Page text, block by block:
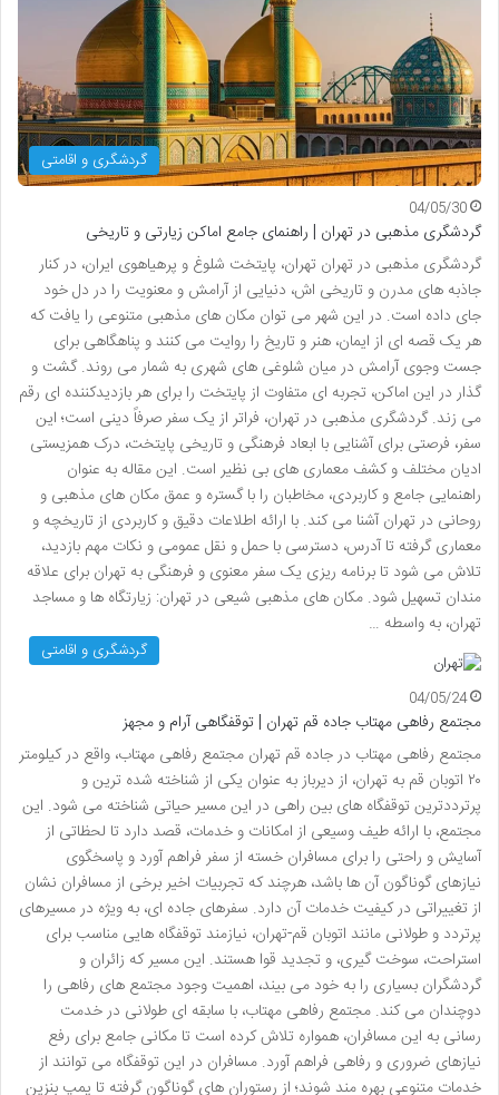
گردشگری و اقامتی
04/05/30
گردشگری مذهبی در تهران | راهنمای جامع اماکن زیارتی و تاریخی
گردشگری مذهبی در تهران تهران، پایتخت شلوغ و پرهیاهوی ایران، در کنار
جاذبه های مدرن و تاریخی اش، دنیایی از آرامش و معنویت را در دل خود
جای داده است. در این شهر می توان مکان های مذهبی متنوعی را یافت که
هر یک قصه ای از ایمان، هنر و تاریخ را روایت می کنند و پناهگاهی برای
جست وجوی آرامش در میان شلوغی های شهری به شمار می روند. گشت و
گذار در این اماکن، تجربه ای متفاوت از پایتخت را برای هر بازدیدکننده ای رقم
می زند. گردشگری مذهبی در تهران، فراتر از یک سفر صرفاً دینی است؛ این
سفر، فرصتی برای آشنایی با ابعاد فرهنگی و تاریخی پایتخت، درک همزیستی
ادیان مختلف و کشف معماری های بی نظیر است. این مقاله به عنوان
راهنمایی جامع و کاربردی، مخاطبان را با گستره و عمق مکان های مذهبی و
روحانی در تهران آشنا می کند. با ارائه اطلاعات دقیق و کاربردی از تاریخچه و
معماری گرفته تا آدرس، دسترسی با حمل و نقل عمومی و نکات مهم بازدید،
تلاش می شود تا برنامه ریزی یک سفر معنوی و فرهنگی به تهران برای علاقه
مندان تسهیل شود. مکان های مذهبی شیعی در تهران: زیارتگاه ها و مساجد
تهران، به واسطه …
گردشگری و اقامتی
04/05/24
مجتمع رفاهی مهتاب جاده قم تهران | توقفگاهی آرام و مجهز
مجتمع رفاهی مهتاب در جاده قم تهران مجتمع رفاهی مهتاب، واقع در کیلومتر
۲۰ اتوبان قم به تهران، از دیرباز به عنوان یکی از شناخته شده ترین و
پرترددترین توقفگاه های بین راهی در این مسیر حیاتی شناخته می شود. این
مجتمع، با ارائه طیف وسیعی از امکانات و خدمات، قصد دارد تا لحظاتی از
آسایش و راحتی را برای مسافران خسته از سفر فراهم آورد و پاسخگوی
نیازهای گوناگون آن ها باشد، هرچند که تجربیات اخیر برخی از مسافران نشان
از تغییراتی در کیفیت خدمات آن دارد. سفرهای جاده ای، به ویژه در مسیرهای
پرتردد و طولانی مانند اتوبان قم-تهران، نیازمند توقفگاه هایی مناسب برای
استراحت، سوخت گیری، و تجدید قوا هستند. این مسیر که زائران و
گردشگران بسیاری را به خود می بیند، اهمیت وجود مجتمع های رفاهی را
دوچندان می کند. مجتمع رفاهی مهتاب، با سابقه ای طولانی در خدمت
رسانی به این مسافران، همواره تلاش کرده است تا مکانی جامع برای رفع
نیازهای ضروری و رفاهی فراهم آورد. مسافران در این توقفگاه می توانند از
خدمات متنوعی بهره مند شوند؛ از رستوران های گوناگون گرفته تا پمپ بنزین